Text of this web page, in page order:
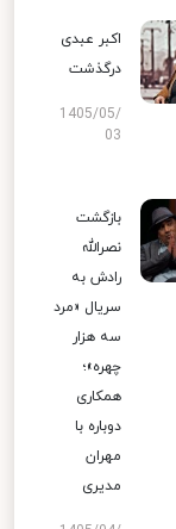
اکبر عبدی
درگذشت
1405/05/
03
بازگشت
نصرالله
رادش به
سریال «مرد
سه هزار
چهره»؛
همکاری
دوباره با
مهران
مدیری